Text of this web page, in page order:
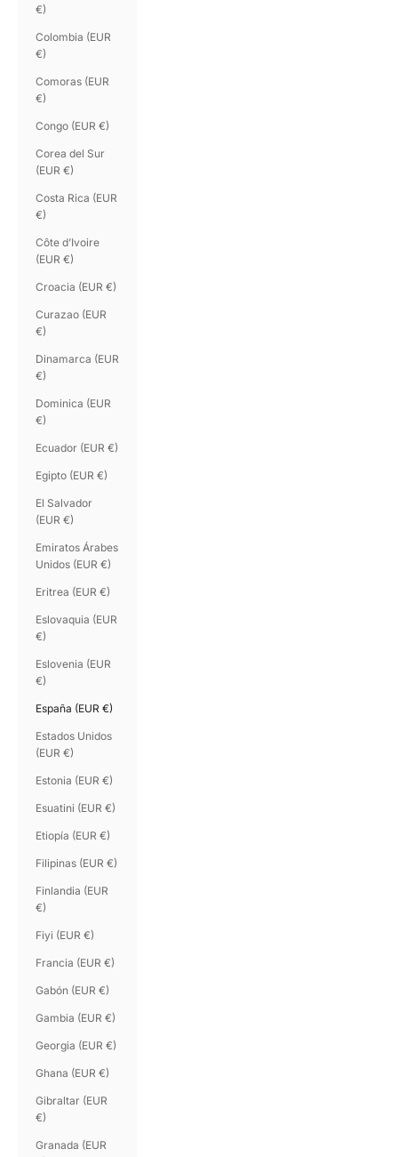
€)
Colombia (EUR
€)
Comoras (EUR
€)
Congo (EUR €)
Corea del Sur
(EUR €)
Costa Rica (EUR
€)
Côte d’Ivoire
(EUR €)
Croacia (EUR €)
Curazao (EUR
€)
Dinamarca (EUR
€)
Dominica (EUR
€)
Ecuador (EUR €)
Egipto (EUR €)
El Salvador
(EUR €)
Emiratos Árabes
Unidos (EUR €)
Eritrea (EUR €)
Eslovaquia (EUR
€)
Eslovenia (EUR
€)
España (EUR €)
Estados Unidos
(EUR €)
Estonia (EUR €)
Esuatini (EUR €)
Etiopía (EUR €)
Filipinas (EUR €)
Finlandia (EUR
€)
Fiyi (EUR €)
Francia (EUR €)
Gabón (EUR €)
Gambia (EUR €)
Georgia (EUR €)
Ghana (EUR €)
Gibraltar (EUR
€)
Granada (EUR